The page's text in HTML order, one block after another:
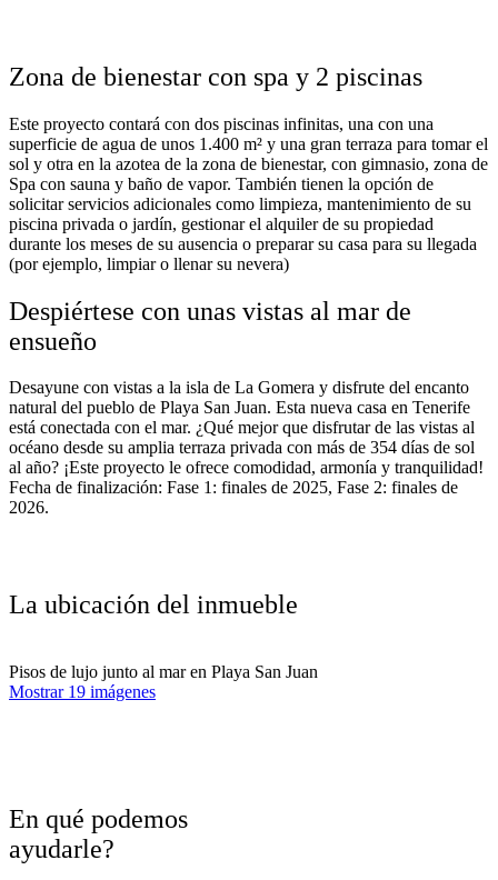
Zona de bienestar con spa y 2 piscinas
Este proyecto contará con dos piscinas infinitas, una con una
superficie de agua de unos 1.400 m² y una gran terraza para tomar el
sol y otra en la azotea de la zona de bienestar, con gimnasio, zona de
Spa con sauna y baño de vapor. También tienen la opción de
solicitar servicios adicionales como limpieza, mantenimiento de su
piscina privada o jardín, gestionar el alquiler de su propiedad
durante los meses de su ausencia o preparar su casa para su llegada
(por ejemplo, limpiar o llenar su nevera)
Despiértese con unas vistas al mar de
ensueño
Desayune con vistas a la isla de La Gomera y disfrute del encanto
natural del pueblo de Playa San Juan. Esta nueva casa en Tenerife
está conectada con el mar. ¿Qué mejor que disfrutar de las vistas al
océano desde su amplia terraza privada con más de 354 días de sol
al año? ¡Este proyecto le ofrece comodidad, armonía y tranquilidad!
Fecha de finalización: Fase 1: finales de 2025, Fase 2: finales de
2026.
La ubicación del inmueble
Pisos de lujo junto al mar en Playa San Juan
Mostrar 19 imágenes
En qué podemos
ayudarle?